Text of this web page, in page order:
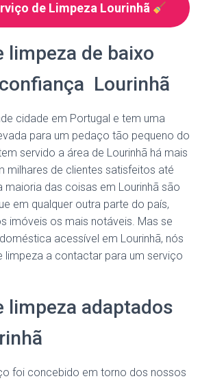
de Limpeza Lourinhã
limpeza de baixo
Lourinhã
cidade em Portugal e tem uma
para um pedaço tão pequeno do
servido a área de Lourinhã há mais
milhares de clientes satisfeitos até
maioria das coisas em Lourinhã são
em qualquer outra parte do país,
imóveis os mais notáveis. Mas se
acessível em Lourinhã, nós
limpeza a contactar para um serviço
limpeza adaptados
foi concebido em torno dos nossos